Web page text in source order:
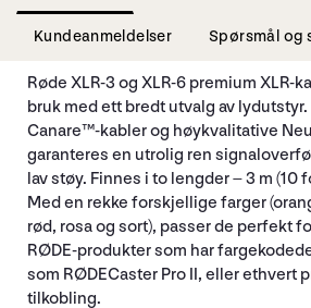
Kundeanmeldelser Spørsmål og
Røde XLR-3 og XLR-6 premium XLR-
bruk med ett bredt utvalg av
Canare™-kabler og høykvalitative
garanteres en utrolig ren
lav støy. Finnes i to lengder – 3 m (10
Med en rekke forskjellige farger
rød, rosa og sort), passer de perfekt
RØDE-produkter som har
som RØDECaster Pro II, eller ethvert
tilkobling.